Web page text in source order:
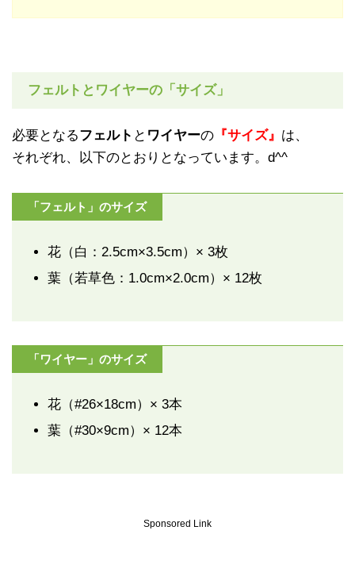
フェルトとワイヤーの「サイズ」
必要となるフェルト と ワイヤーの 『サイズ』 は、
それぞれ、以下のとおりとなっています。d^^
「フェルト」のサイズ
花（白：2.5cm×3.5cm）× 3枚
葉（若草色：1.0cm×2.0cm）× 12枚
「ワイヤー」のサイズ
花（#26×18cm）× 3本
葉（#30×9cm）× 12本
Sponsored Link